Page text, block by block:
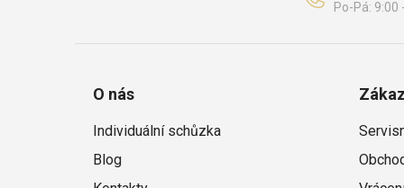
O nás
Individuální schůzka
Blog